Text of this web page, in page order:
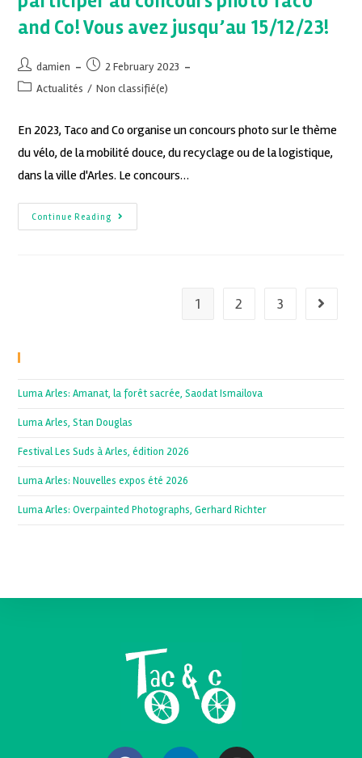
and Co! Vous avez jusqu’au 15/12/23!
damien
2 February 2023
Actualités / Non classifié(e)
En 2023, Taco and Co organise un concours photo sur le thème
du vélo, de la mobilité douce, du recyclage ou de la logistique,
dans la ville d'Arles. Le concours…
Continue Reading
1 2 3
Luma Arles: Amanat, la forêt sacrée, Saodat Ismailova
Luma Arles, Stan Douglas
Festival Les Suds à Arles, édition 2026
Luma Arles: Nouvelles expos été 2026
Luma Arles: Overpainted Photographs, Gerhard Richter